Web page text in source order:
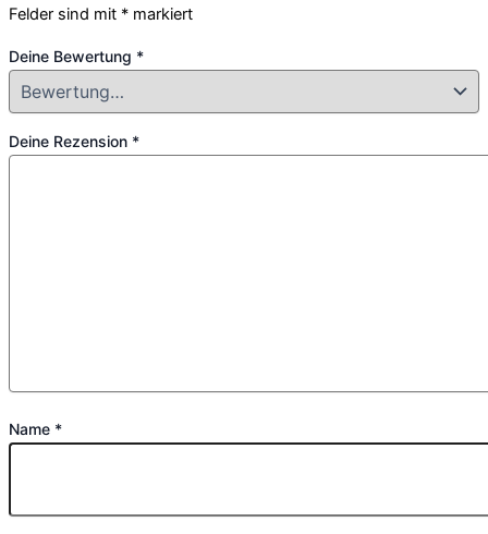
Felder sind mit * markiert
Deine Bewertung *
Deine Rezension *
Name *